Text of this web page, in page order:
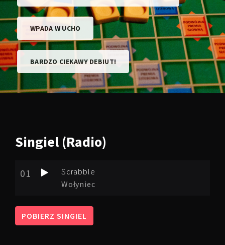
WPADA W UCHO
BARDZO CIEKAWY DEBIUT!
Singiel (Radio)
01
Scrabble
Wołyniec
POBIERZ SINGIEL